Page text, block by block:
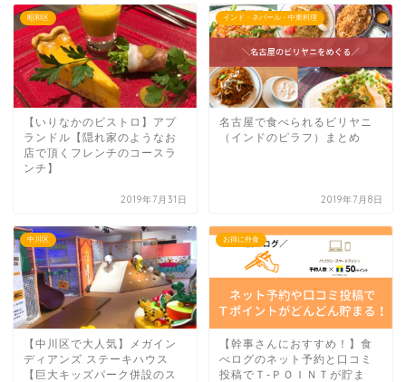
昭和区
【いりなかのビストロ】アプ
ランドル【隠れ家のようなお
店で頂くフレンチのコースラ
ンチ】
2019年7月31日
インド・ネパール・中東料理
名古屋で食べられるビリヤニ
（インドのピラフ）まとめ
2019年7月8日
中川区
【中川区で大人気】メガイン
ディアンズ ステーキハウス
【巨大キッズパーク併設のス
お得に外食
【幹事さんにおすすめ！】食
べログのネット予約と口コミ
投稿でＴ-ＰＯＩＮＴが貯ま